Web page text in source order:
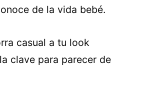
de la vida bebé.
casual a tu look
clave para parecer de